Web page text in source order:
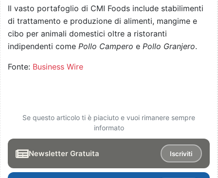
Il vasto portafoglio di CMI Foods include stabilimenti
di trattamento e produzione di alimenti, mangime e
cibo per animali domestici oltre a ristoranti
indipendenti come Pollo Campero e Pollo Granjero.
Fonte: Business Wire
Se questo articolo ti è piaciuto e vuoi rimanere sempre
informato
Newsletter Gratuita Iscriviti